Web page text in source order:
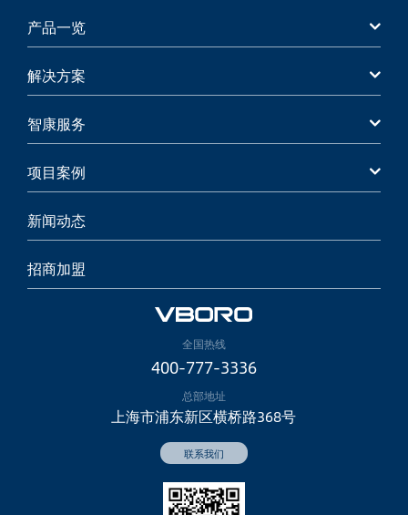
产品一览
解决方案
智康服务
项目案例
新闻动态
招商加盟
全国热线
400-777-3336
总部地址
上海市浦东新区横桥路368号